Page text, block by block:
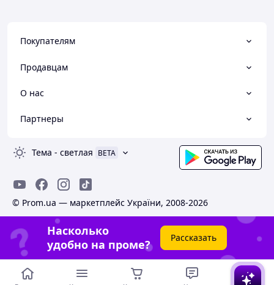
Покупателям
Продавцам
О нас
Партнеры
Тема - светлая BETA
© Prom.ua — маркетплейс України, 2008-2026
Насколько
удобно на проме?
Рассказать